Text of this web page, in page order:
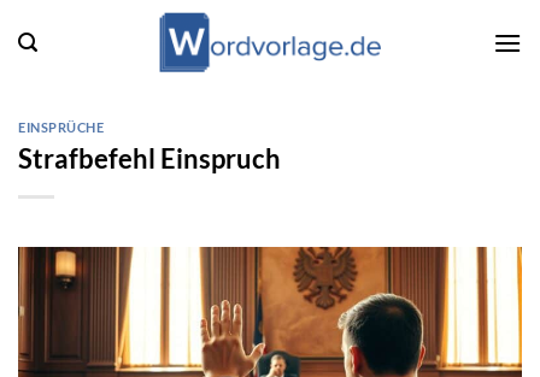
Inhalt
EINSPRÜCHE
Strafbefehl Einspruch